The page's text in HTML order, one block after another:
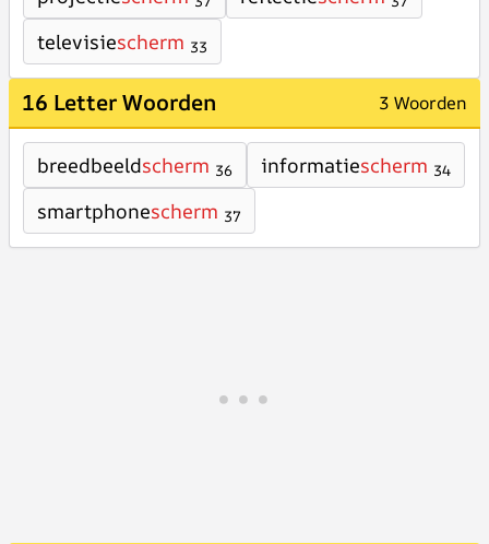
televisiescherm 33
16 Letter Woorden 3 Woorden
breedbeeldscherm 36 informatiescherm 34
smartphonescherm 37